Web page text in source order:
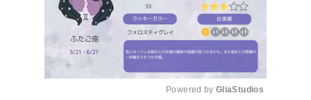
Powered by GliaStudios